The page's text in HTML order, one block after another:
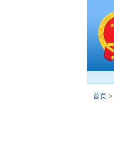
首页 >